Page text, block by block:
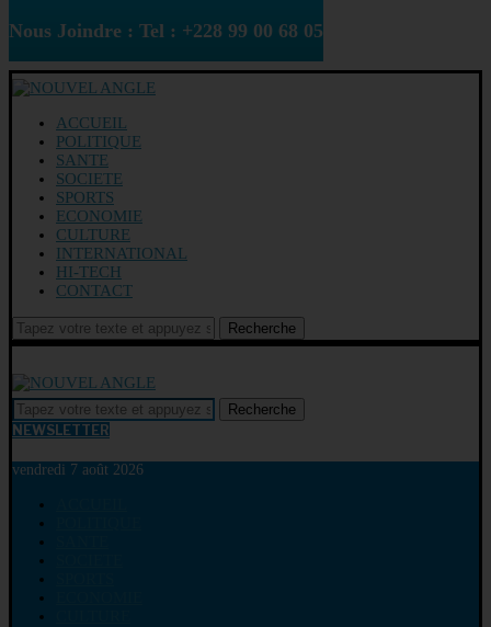
Nous Joindre : Tel : +228 99 00 68 05
ACCUEIL
POLITIQUE
SANTE
SOCIETE
SPORTS
ECONOMIE
CULTURE
INTERNATIONAL
HI-TECH
CONTACT
Recherche
Recherche
NEWSLETTER
vendredi 7 août 2026